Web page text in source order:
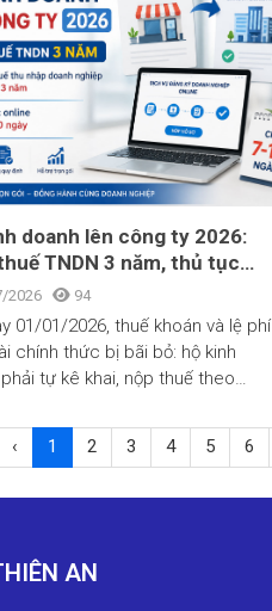
đảm bảo hồ sơ thuế đúng hạn,
Bài viết dưới đây sẽ giúp bạn
vụ này gồm những gì, chi phí
cách chọn đơn vị uy tín.
doanh lên công ty 2026:
TNDN 3 năm, thủ tục
chỉ 7-10 ngày
2026 94
01/01/2026, thuế khoán và lệ phí
chính thức bị bãi bỏ: hộ kinh
tự kê khai, nộp thuế theo
hóa hóa đơn, chứng từ.
‹ 1 2 3 4 5 6
AN